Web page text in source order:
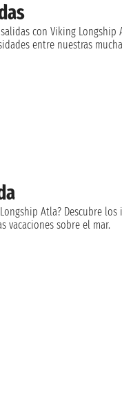
con Viking Longship
entre nuestras
Atla? Descubre
vacaciones sobre el mar.